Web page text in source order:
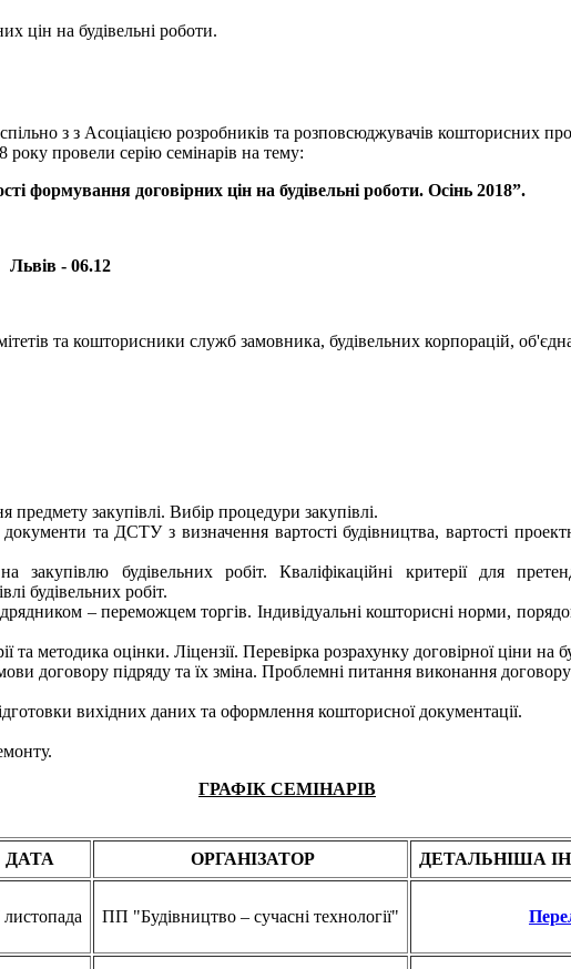
цін на будівельні роботи.
спільно з з Асоціацією розробників та розповсюджувачів кошторисних
року провели серію семінарів на тему:
формування договірних цін на будівельні роботи. Осінь 2018”.
- 06.12
та кошторисники служб замовника, будівельних корпорацій,
предмету закупівлі. Вибір процедури закупівлі.
та ДСТУ з визначення вартості будівництва, вартості
закупівлю будівельних робіт. Кваліфікаційні критерії для
будівельних робіт.
– переможцем торгів. Індивідуальні кошторисні норми,
методика оцінки. Ліцензії. Перевірка розрахунку договірної ціни на
договору підряду та їх зміна. Проблемні питання виконання
вихідних даних та оформлення кошторисної документації.
ГРАФІК СЕМІНАРІВ
ДАТА ОРГАНІЗАТОР ДЕТАЛЬНІША
листопада ПП "Будівництво – сучасні технології"